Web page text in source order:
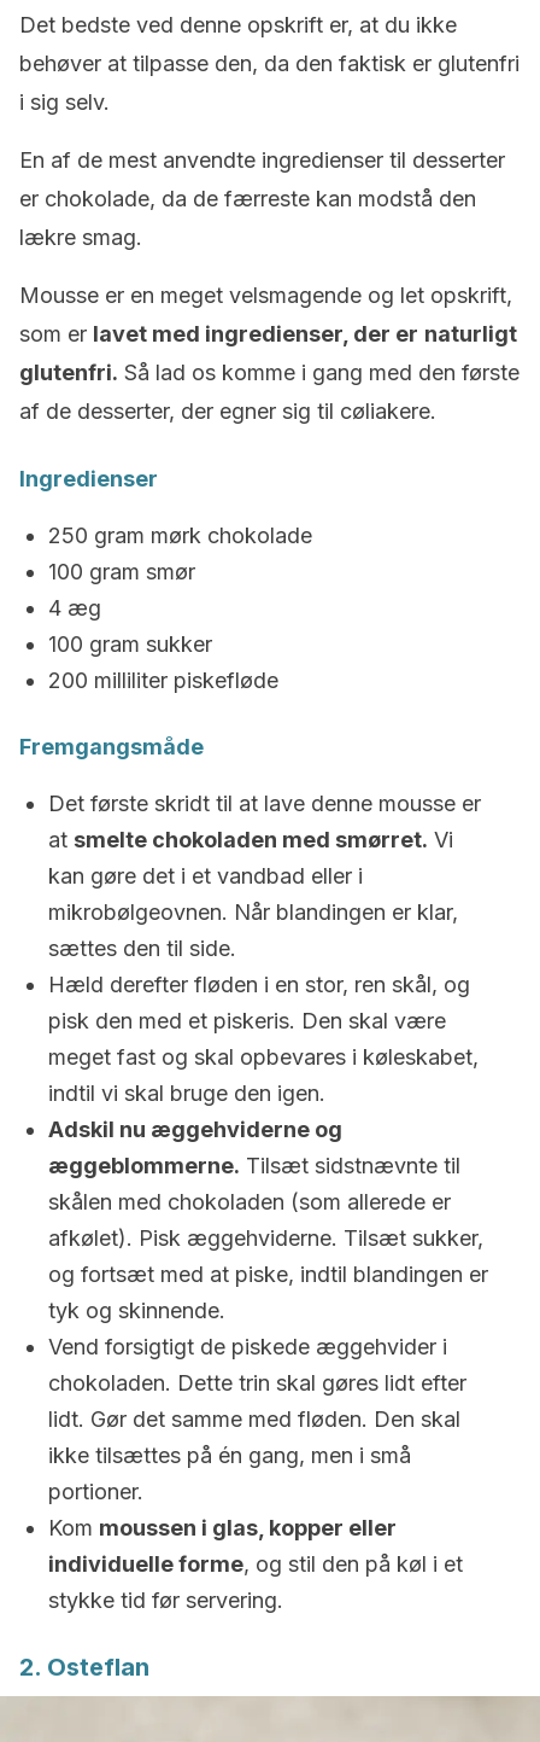
Det bedste ved denne opskrift er, at du ikke
behøver at tilpasse den, da den faktisk er glutenfri
i sig selv.
En af de mest anvendte ingredienser til desserter
er chokolade, da de færreste kan modstå den
lækre smag.
Mousse er en meget velsmagende og let opskrift,
som er lavet med ingredienser, der er naturligt
glutenfri. Så lad os komme i gang med den første
af de desserter, der egner sig til cøliakere.
Ingredienser
250 gram mørk chokolade
100 gram smør
4 æg
100 gram sukker
200 milliliter piskefløde
Fremgangsmåde
Det første skridt til at lave denne mousse er
at smelte chokoladen med smørret. Vi
kan gøre det i et vandbad eller i
mikrobølgeovnen. Når blandingen er klar,
sættes den til side.
Hæld derefter fløden i en stor, ren skål, og
pisk den med et piskeris. Den skal være
meget fast og skal opbevares i køleskabet,
indtil vi skal bruge den igen.
Adskil nu æggehviderne og
æggeblommerne. Tilsæt sidstnævnte til
skålen med chokoladen (som allerede er
afkølet). Pisk æggehviderne. Tilsæt sukker,
og fortsæt med at piske, indtil blandingen er
tyk og skinnende.
Vend forsigtigt de piskede æggehvider i
chokoladen. Dette trin skal gøres lidt efter
lidt. Gør det samme med fløden. Den skal
ikke tilsættes på én gang, men i små
portioner.
Kom moussen i glas, kopper eller
individuelle forme, og stil den på køl i et
stykke tid før servering.
2. Osteflan